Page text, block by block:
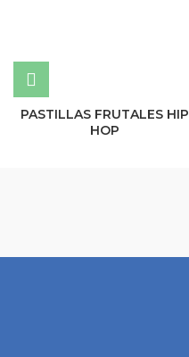
PASTILLAS FRUTALES HIP
HOP